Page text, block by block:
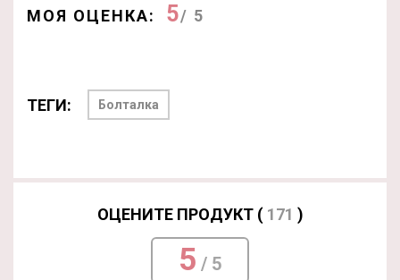
МОЯ ОЦЕНКА: 5/ 5
ТЕГИ: Болталка
ОЦЕНИТЕ ПРОДУКТ ( 171 )
5 / 5